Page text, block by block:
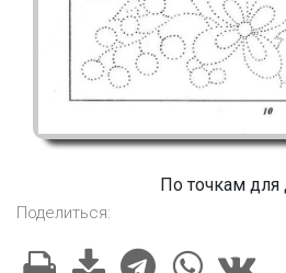
По точкам для
Поделиться: